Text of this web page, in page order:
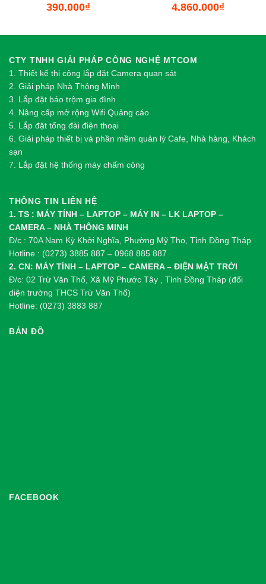
390.000₫ 4.860.000₫
CTY TNHH GIẢI PHÁP CÔNG NGHỆ MTCOM
1. Thiết kế thi công lắp đặt Camera quan sát
2. Giải pháp Nhà Thông Minh
3. Lắp đặt báo trộm gia đình
4. Nâng cấp mở rộng Wifi Quảng cáo
5. Lắp đặt tổng đài điện thoại
6. Giải pháp thiết bị và phần mềm quản lý Cafe, Nhà hàng, Khách
sạn
7. Lắp đặt hệ thống máy chấm công
THÔNG TIN LIÊN HỆ
1. TS : MÁY TÍNH – LAPTOP – MÁY IN – LK LAPTOP –
CAMERA – NHÀ THÔNG MINH
Đ/c : 70A Nam Kỳ Khởi Nghĩa, Phường Mỹ Tho, Tỉnh Đồng Tháp
Hotline : (0273) 3885 887 – 0968 885 887
2. CN: MÁY TÍNH – LAPTOP – CAMERA – ĐIỆN MẶT TRỜI
Đ/c: 02 Trừ Văn Thố, Xã Mỹ Phước Tây , Tỉnh Đồng Tháp (đối
diện trường THCS Trừ Văn Thố)
Hotline: (0273) 3883 887
BẢN ĐỒ
FACEBOOK